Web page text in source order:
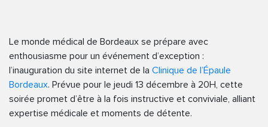
Le monde médical de Bordeaux se prépare avec
enthousiasme pour un événement d’exception :
l’inauguration du site internet de la Clinique de l’Épaule
Bordeaux. Prévue pour le jeudi 13 décembre à 20H, cette
soirée promet d’être à la fois instructive et conviviale, alliant
expertise médicale et moments de détente.